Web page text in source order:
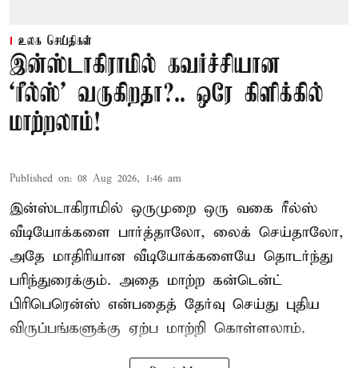
உலக செய்திகள்
இன்ஸ்டாகிராமில் கவர்ச்சியான
‘ரீல்ஸ்’ வருகிறதா?.. ஒரே கிளிக்கில்
மாற்றலாம்!
Published on: 08 Aug 2026, 1:46 am
இன்ஸ்டாகிராமில் ஒருமுறை ஒரு வகை ரீல்ஸ்
வீடியோக்களை பார்த்தாலோ, லைக் செய்தாலோ,
அதே மாதிரியான வீடியோக்களையே தொடர்ந்து
பரிந்துரைக்கும். அதை மாற்ற கன்டென்ட்
பிரிபெரென்ஸ் என்பதைத் தேர்வு செய்து புதிய
விருப்பங்களுக்கு ஏற்ப மாற்றி கொள்ளலாம்.